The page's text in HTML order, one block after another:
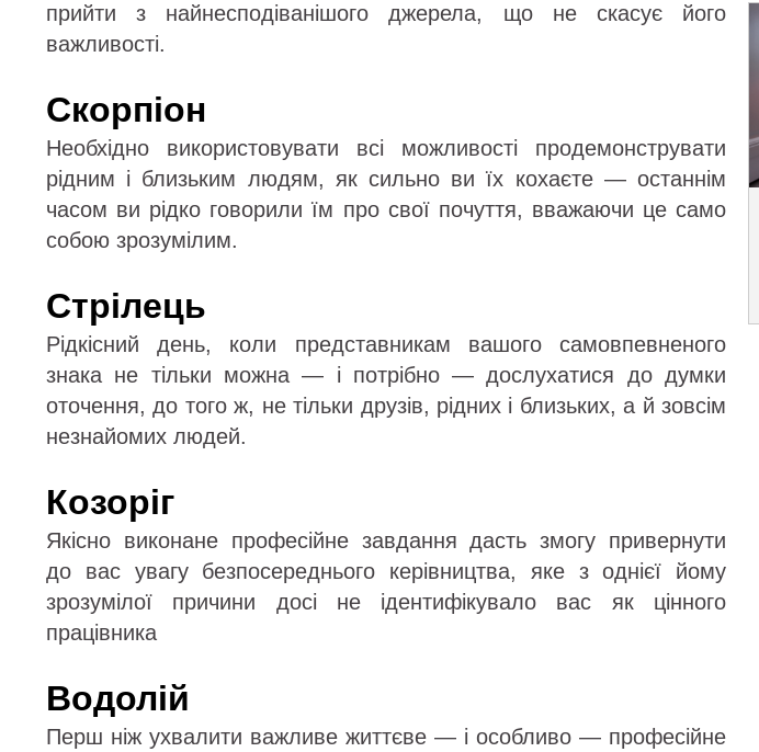
прийти з найнесподіванішого джерела, що не скасує його
важливості.
Скорпіон
Необхідно використовувати всі можливості продемонструвати
рідним і близьким людям, як сильно ви їх кохаєте — останнім
часом ви рідко говорили їм про свої почуття, вважаючи це само
собою зрозумілим.
Стрілець
Рідкісний день, коли представникам вашого самовпевненого
знака не тільки можна — і потрібно — дослухатися до думки
оточення, до того ж, не тільки друзів, рідних і близьких, а й зовсім
незнайомих людей.
Козоріг
Якісно виконане професійне завдання дасть змогу привернути
до вас увагу безпосереднього керівництва, яке з однієї йому
зрозумілої причини досі не ідентифікувало вас як цінного
працівника
Водолій
Перш ніж ухвалити важливе життєве — і особливо — професійне